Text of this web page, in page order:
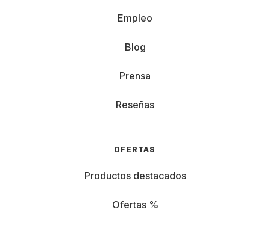
Empleo
Blog
Prensa
Reseñas
OFERTAS
Productos destacados
Ofertas %